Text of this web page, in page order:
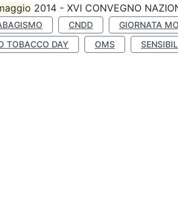
2014 - XVI CONVEGNO
CNDD GIORNATA
TOBACCO DAY
OMS